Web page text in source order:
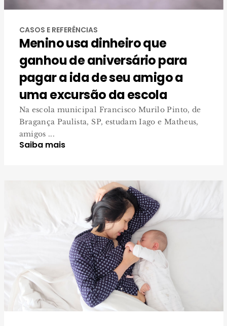
CASOS E REFERÊNCIAS
Menino usa dinheiro que
ganhou de aniversário para
pagar a ida de seu amigo a
uma excursão da escola
Na escola municipal Francisco Murilo Pinto, de
Bragança Paulista, SP, estudam Iago e Matheus,
amigos ...
Saiba mais